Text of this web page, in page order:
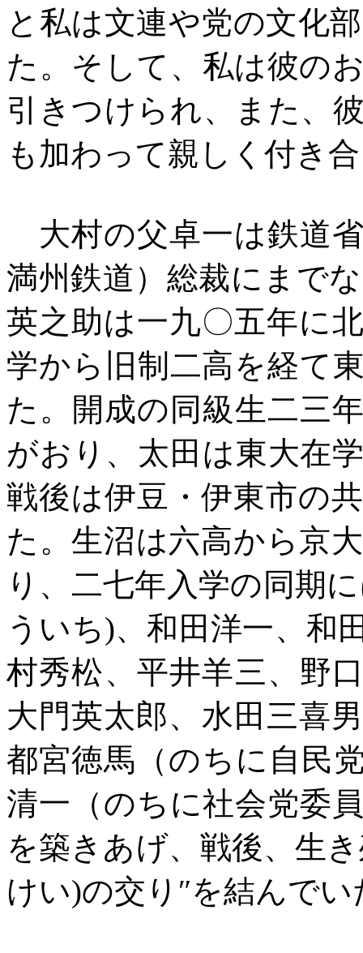
と私は文連や党の文化
た。そして、私は彼の
引きつけられ、また、
も加わって親しく付き
大村の父卓一は鉄道
満州鉄道）総裁にまで
英之助は一九〇五年に
学から旧制二高を経て
た。開成の同級生二三
がおり、太田は東大在
戦後は伊豆・伊東市の
た。生沼は六高から京
り、二七年入学の同期
ういち)、和田洋一、和
村秀松、平井羊三、野
大門英太郎、水田三喜
都宮徳馬（のちに自民
清一（のちに社会党委
を築きあげ、戦後、生
けい)の交り″を結んでい